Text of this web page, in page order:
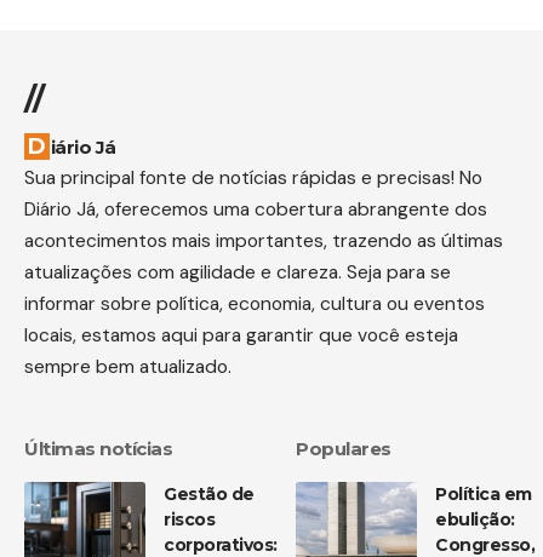
//
Diário Já
Sua principal fonte de notícias rápidas e precisas! No
Diário Já, oferecemos uma cobertura abrangente dos
acontecimentos mais importantes, trazendo as últimas
atualizações com agilidade e clareza. Seja para se
informar sobre política, economia, cultura ou eventos
locais, estamos aqui para garantir que você esteja
sempre bem atualizado.
Últimas notícias
Gestão de
riscos
corporativos:
Populares
Política em
ebulição:
Congresso,